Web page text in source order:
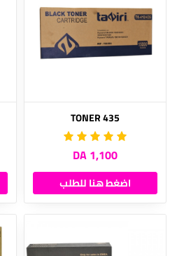
TONER 435
1,100 DA
اضغط هنا للطلب